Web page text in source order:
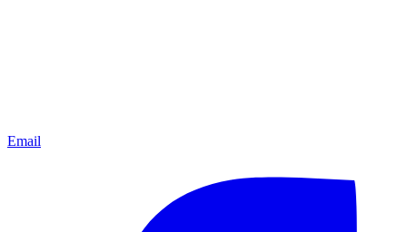
Email